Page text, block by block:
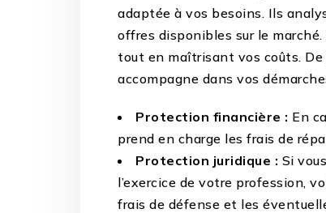
adaptée à vos besoins. Ils
offres disponibles sur le
tout en maîtrisant vos coûts.
accompagne dans vos
Protection financière : En
prend en charge les frais de
Protection juridique : Si
l’exercice de votre profession,
frais de défense et les